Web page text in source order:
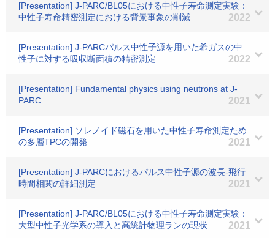
[Presentation] J-PARC/BL05における中性子寿命測定実験：
中性子寿命精密測定における背景事象の削減
2022
[Presentation] J-PARCパルス中性子源を用いた希ガスの中
性子に対する吸収断面積の精密測定
2022
[Presentation] Fundamental physics using neutrons at J-
PARC
2021
[Presentation] ソレノイド磁石を用いた中性子寿命測定ため
の多層TPCの開発
2021
[Presentation] J-PARCにおけるパルス中性子源の波長-飛行
時間相関の詳細測定
2021
[Presentation] J-PARC/BL05における中性子寿命測定実験：
大型中性子光学系の導入と高統計物理ランの現状
2021